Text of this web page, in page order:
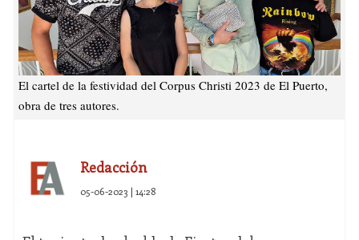
El cartel de la festividad del Corpus Christi 2023 de El Puerto,
obra de tres autores.
Redacción
05-06-2023 | 14:28